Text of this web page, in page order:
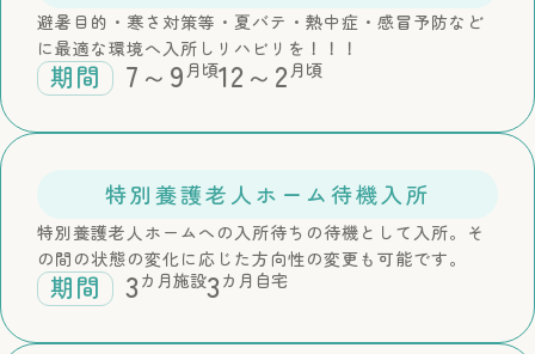
避暑目的・寒さ対策等・夏バテ・熱中症・感冒予防など
に最適な環境へ入所しリハビリを！！！
期間 7～9 月頃12～2 月頃
特別養護老人ホーム待機入所
特別養護老人ホームへの入所待ちの待機として入所。そ
の間の状態の変化に応じた方向性の変更も可能です。
期間 3 カ月施設3 カ月自宅